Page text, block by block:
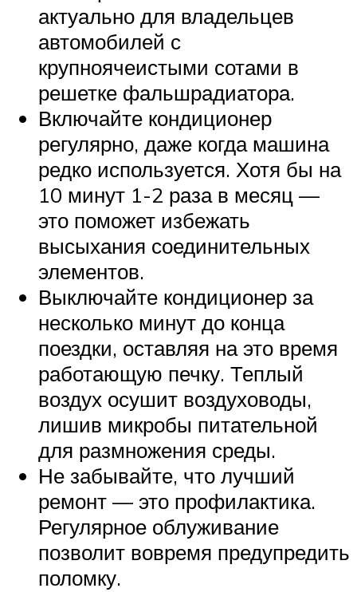
актуально для владельцев
автомобилей с
крупноячеистыми сотами в
решетке фальшрадиатора.
Включайте кондиционер
регулярно, даже когда машина
редко используется. Хотя бы на
10 минут 1-2 раза в месяц —
это поможет избежать
высыхания соединительных
элементов.
Выключайте кондиционер за
несколько минут до конца
поездки, оставляя на это время
работающую печку. Теплый
воздух осушит воздуховоды,
лишив микробы питательной
для размножения среды.
Не забывайте, что лучший
ремонт — это профилактика.
Регулярное облуживание
позволит вовремя предупредить
поломку.